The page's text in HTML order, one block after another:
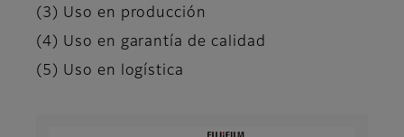
(3) Uso en producción
(4) Uso en garantía de calidad
(5) Uso en logística